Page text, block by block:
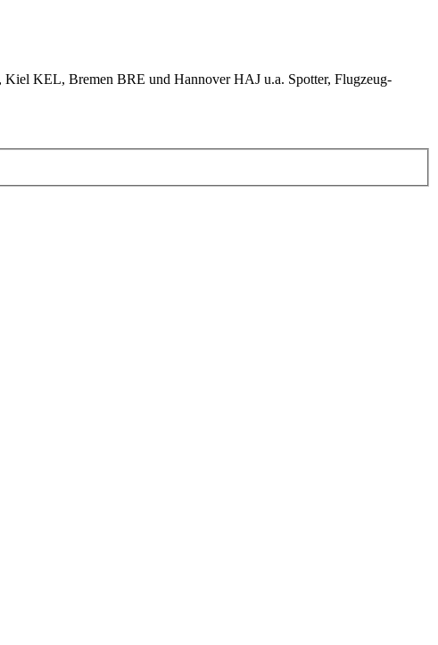
KEL, Bremen BRE und Hannover HAJ u.a. Spotter, Flugzeug-